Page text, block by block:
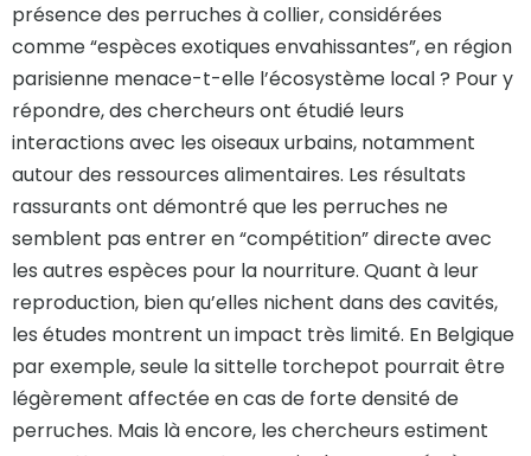
présence des perruches à collier, considérées
comme “espèces exotiques envahissantes”, en région
parisienne menace-t-elle l’écosystème local ? Pour y
répondre, des chercheurs ont étudié leurs
interactions avec les oiseaux urbains, notamment
autour des ressources alimentaires. Les résultats
rassurants ont démontré que les perruches ne
semblent pas entrer en “compétition” directe avec
les autres espèces pour la nourriture. Quant à leur
reproduction, bien qu’elles nichent dans des cavités,
les études montrent un impact très limité. En Belgique
par exemple, seule la sittelle torchepot pourrait être
légèrement affectée en cas de forte densité de
perruches. Mais là encore, les chercheurs estiment